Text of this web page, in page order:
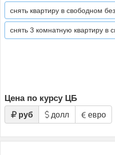
снять квартиру в свободном
снять 3 комнатную квартиру в
Цена по курсу ЦБ
руб долл евро